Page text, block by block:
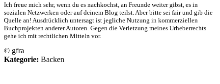
Ich freue mich sehr, wenn du es nachkochst, an Freunde weiter gibst, es in
sozialen Netzwerken oder auf deinem Blog teilst. Aber bitte sei fair und gib die
Quelle an! Ausdrücklich untersagt ist jegliche Nutzung in kommerziellen
Buchprojekten anderer Autoren. Gegen die Verletzung meines Urheberrechts
gehe ich mit rechtlichen Mitteln vor.
© gfra
Kategorie: Backen